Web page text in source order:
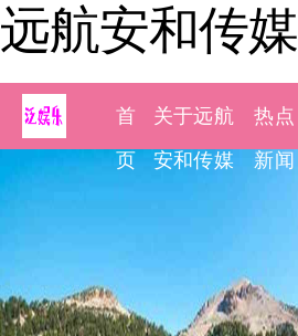
远航安和传媒
首
页
关于远航
安和传媒
热点
新闻